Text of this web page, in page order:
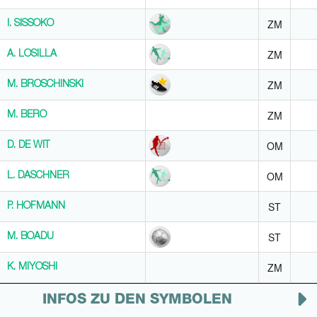
I. SISSOKO ZM
A. LOSILLA ZM
M. BROSCHINSKI ZM
M. BERO ZM
D. DE WIT OM
L. DASCHNER OM
P. HOFMANN ST
M. BOADU ST
K. MIYOSHI ZM
I. SISSOKO
A. LOSILLA
M. BROSCHINSKI
M. BERO
D. DE WIT
L. DASCHNER
P. HOFMANN
M. BOADU
K. MIYOSHI
INFOS ZU DEN SYMBOLEN